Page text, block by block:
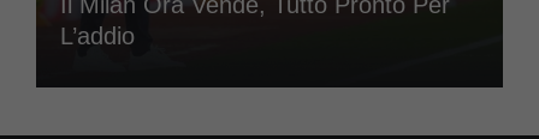
L’addio